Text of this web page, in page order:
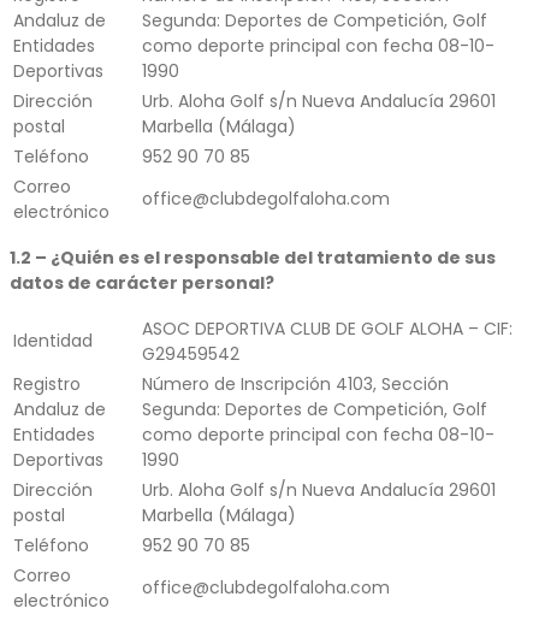
Andaluz de
Entidades
Deportivas
Segunda: Deportes de Competición, Golf
como deporte principal con fecha 08-10-
1990
Dirección
postal
Urb. Aloha Golf s/n Nueva Andalucía 29601
Marbella (Málaga)
Teléfono
952 90 70 85
Correo
electrónico
office@clubdegolfaloha.com
1.2 – ¿Quién es el responsable del tratamiento de sus
datos de carácter personal?
Identidad
ASOC DEPORTIVA CLUB DE GOLF ALOHA – CIF:
G29459542
Registro
Andaluz de
Entidades
Deportivas
Número de Inscripción 4103, Sección
Segunda: Deportes de Competición, Golf
como deporte principal con fecha 08-10-
1990
Dirección
postal
Urb. Aloha Golf s/n Nueva Andalucía 29601
Marbella (Málaga)
Teléfono
952 90 70 85
Correo
electrónico
office@clubdegolfaloha.com